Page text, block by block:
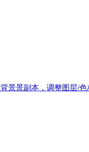
景景副本，调整图层/